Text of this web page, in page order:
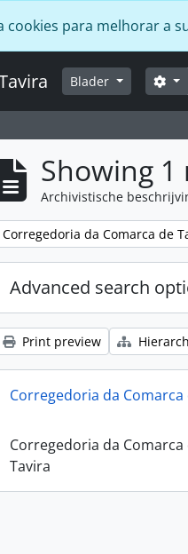
cookies para melhorar a
Blader
Showing 1
Archivistische
Remove filter:
Corregedoria da Comarca de
Advanced search
Print preview
Corregedoria da Comarca
Corregedoria da Comarca
Tavira